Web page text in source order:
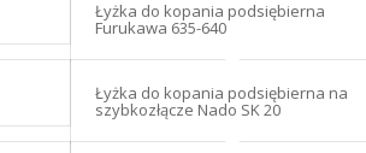
Łyżka do kopania podsiębierna
Furukawa 635-640
Łyżka do kopania podsiębierna na
szybkozłącze Nado SK 20